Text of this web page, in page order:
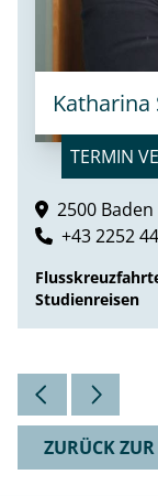
Katharina
TERMIN
2500 Baden
+43 2252
Studienreisen
ZURÜCK